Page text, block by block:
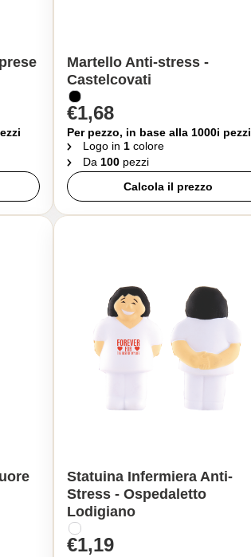
Martello Anti-stress -
Castelcovati
€1,68
Per pezzo, in base alla 1000i pezzi
Logo in 1colore
Da 100pezzi
Calcola il prezzo
Statuina Infermiera Anti-
Stress - Ospedaletto
Lodigiano
€1,19